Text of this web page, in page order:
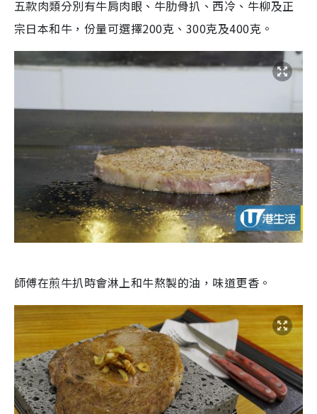
五款肉類分別有牛肩肉眼、牛肋骨扒、西冷、牛柳及正
宗日本和牛，份量可選擇200克、300克及400克。
師傅在煎牛扒時會淋上和牛熬製的油，味道更香。